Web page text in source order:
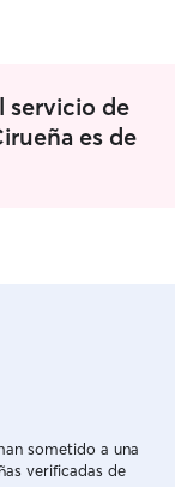
servicio de
es de
sometido a una
verificadas de